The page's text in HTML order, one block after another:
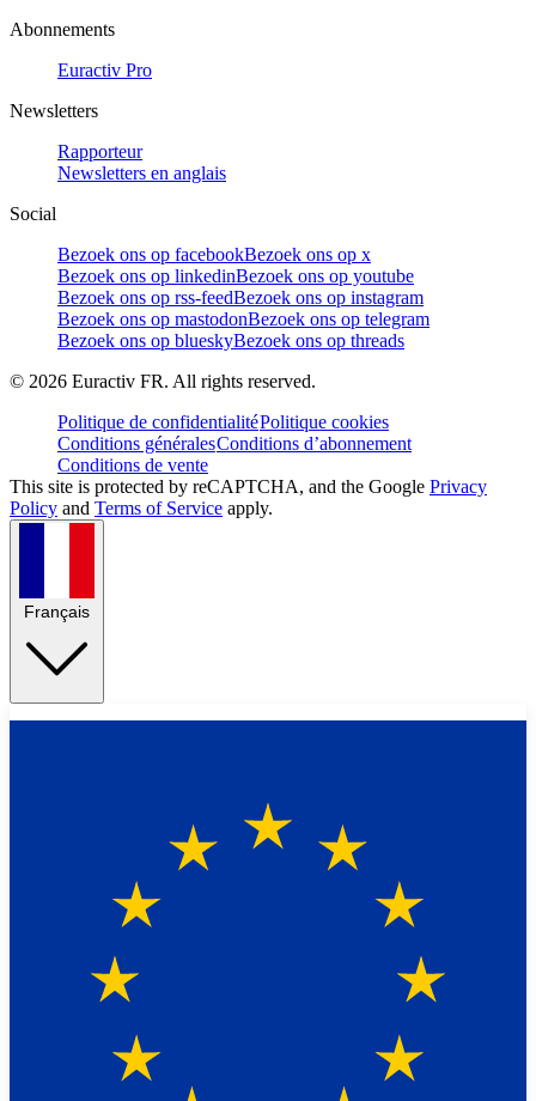
Abonnements
Euractiv Pro
Newsletters
Rapporteur
Newsletters en anglais
Social
Bezoek ons op facebookBezoek ons op x
Bezoek ons op linkedinBezoek ons op youtube
Bezoek ons op rss-feedBezoek ons op instagram
Bezoek ons op mastodonBezoek ons op telegram
Bezoek ons op blueskyBezoek ons op threads
© 2026 Euractiv FR. All rights reserved.
Politique de confidentialitéPolitique cookies
Conditions généralesConditions d’abonnement
Conditions de vente
This site is protected by reCAPTCHA, and the Google Privacy
Policy and Terms of Service apply.
Français